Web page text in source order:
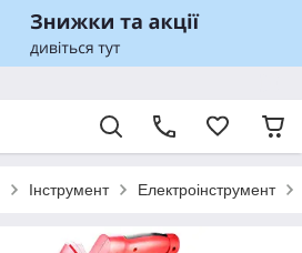
Інструмент Електроінструмент